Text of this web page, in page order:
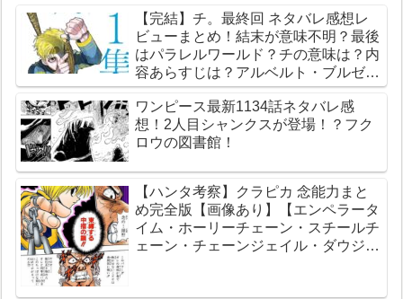
【完結】チ。最終回 ネタバレ感想レ
ビューまとめ！結末が意味不明？最後
はパラレルワールド？チの意味は？内
容あらすじは？アルベルト・ブルゼフ
スキとは？【総合評価評判】【地球の
運動について】
ワンピース最新1134話ネタバレ感
想！2人目シャンクスが登場！？フク
ロウの図書館！
【ハンタ考察】クラピカ 念能力まと
め完全版【画像あり】【エンペラータ
イム・ホーリーチェーン・スチールチ
ェーン・チェーンジェイル・ダウジン